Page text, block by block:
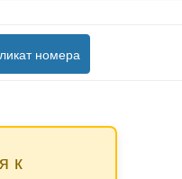
номера
к